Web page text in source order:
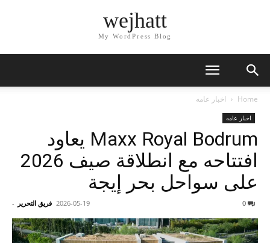
wejhatt
My WordPress Blog
Home اخبار عامه
اخبار عامه
Maxx Royal Bodrum يعاود
افتتاحه مع انطلاقة صيف 2026
على سواحل بحر إيجة
فريق التحرير - 2026-05-19